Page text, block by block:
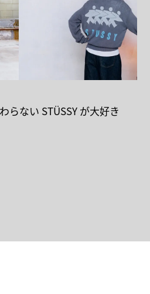
らない STÜSSY が大好き